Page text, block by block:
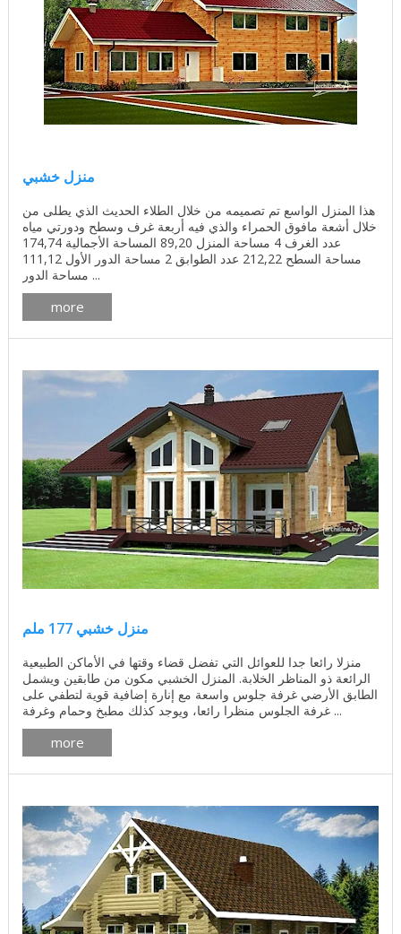
منزل خشبي
هذا المنزل الواسع تم تصميمه من خلال الطلاء الحديث الذي يطلى من
خلال أشعة مافوق الحمراء والذي فيه أربعة غرف وسطح ودورتي مياه
عدد الغرف 4 مساحة المنزل 89,20 المساحة الأجمالية 174,74
مساحة السطح 212,22 عدد الطوابق 2 مساحة الدور الأول 111,12
مساحة الدور ...
more
منزل خشبي 177 ملم
منزلا رائعا جدا للعوائل التي تفضل قضاء وقتها في الأماكن الطبيعية
الرائعة ذو المناظر الخلابة. المنزل الخشبي مكون من طابقين ويشمل
الطابق الأرضي غرفة جلوس واسعة مع إنارة إضافية قوية لتطفي على
غرفة الجلوس منظرا رائعا، ويوجد كذلك مطبخ وحمام وغرفة ...
more